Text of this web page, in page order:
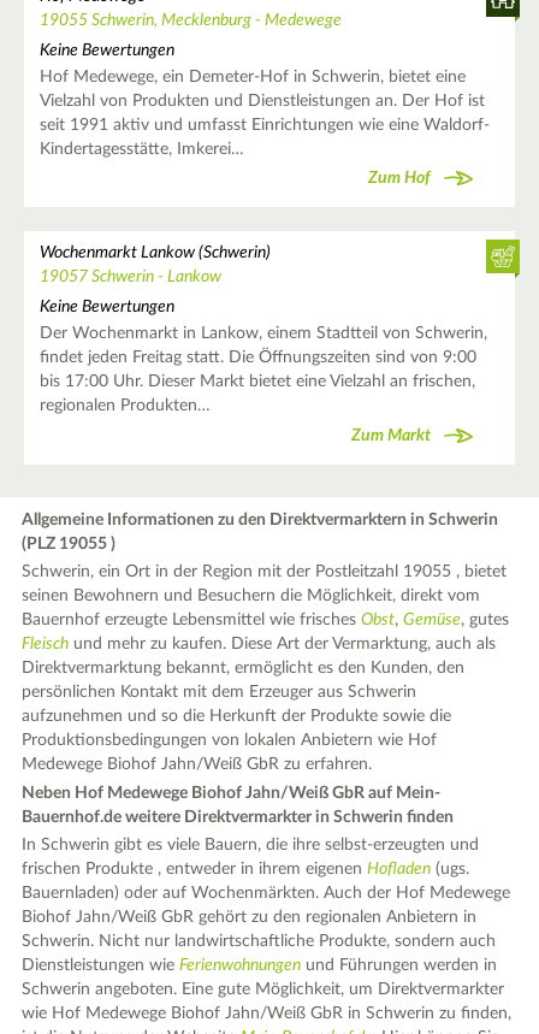
19055 Schwerin, Mecklenburg - Medewege
Keine Bewertungen
Hof Medewege, ein Demeter-Hof in Schwerin, bietet eine
Vielzahl von Produkten und Dienstleistungen an. Der Hof ist
seit 1991 aktiv und umfasst Einrichtungen wie eine Waldorf-
Kindertagesstätte, Imkerei…
Zum Hof
Wochenmarkt Lankow (Schwerin)
19057 Schwerin - Lankow
Keine Bewertungen
Der Wochenmarkt in Lankow, einem Stadtteil von Schwerin,
findet jeden Freitag statt. Die Öffnungszeiten sind von 9:00
bis 17:00 Uhr. Dieser Markt bietet eine Vielzahl an frischen,
regionalen Produkten…
Zum Markt
Allgemeine Informationen zu den Direktvermarktern in Schwerin
(PLZ 19055 )
Schwerin, ein Ort in der Region mit der Postleitzahl 19055 , bietet
seinen Bewohnern und Besuchern die Möglichkeit, direkt vom
Bauernhof erzeugte Lebensmittel wie frischesObst,Gemüse, gutes
Fleisch und mehr zu kaufen. Diese Art der Vermarktung, auch als
Direktvermarktung bekannt, ermöglicht es den Kunden, den
persönlichen Kontakt mit dem Erzeuger aus Schwerin
aufzunehmen und so die Herkunft der Produkte sowie die
Produktionsbedingungen von lokalen Anbietern wie Hof
Medewege Biohof Jahn/Weiß GbR zu erfahren.
Neben Hof Medewege Biohof Jahn/Weiß GbR auf Mein-
Bauernhof.de weitere Direktvermarkter in Schwerin finden
In Schwerin gibt es viele Bauern, die ihre selbst-erzeugten und
frischen Produkte , entweder in ihrem eigenenHofladen (ugs.
Bauernladen) oder auf Wochenmärkten. Auch der Hof Medewege
Biohof Jahn/Weiß GbR gehört zu den regionalen Anbietern in
Schwerin. Nicht nur landwirtschaftliche Produkte, sondern auch
Dienstleistungen wieFerienwohnungen und Führungen werden in
Schwerin angeboten. Eine gute Möglichkeit, um Direktvermarkter
wie Hof Medewege Biohof Jahn/Weiß GbR in Schwerin zu finden,